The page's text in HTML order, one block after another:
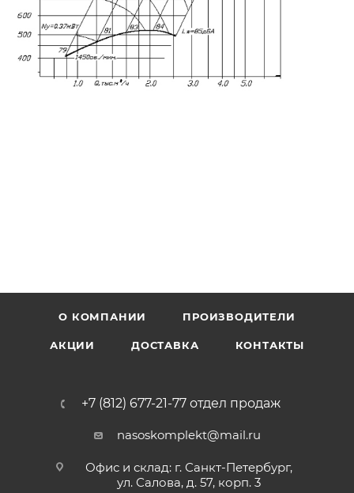
О КОМПАНИИ ПРОИЗВОДИТЕЛИ
АКЦИИ ДОСТАВКА КОНТАКТЫ
+7 (812) 677-21-77 отдел продаж
nasoskomplekt@mail.ru
Офис и склад: г. Санкт-Петербург,
ул. Салова, д. 57, корп. 3